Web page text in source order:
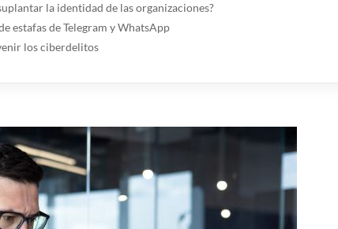
la identidad de las organizaciones?
estafas de Telegram y WhatsApp
los ciberdelitos